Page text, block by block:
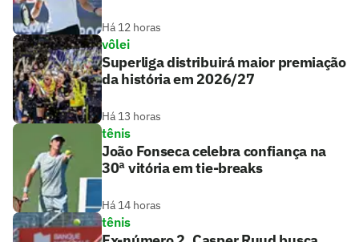
Há 12 horas
vôlei
Superliga distribuirá maior premiação
da história em 2026/27
Há 13 horas
tênis
João Fonseca celebra confiança na
30ª vitória em tie-breaks
Há 14 horas
tênis